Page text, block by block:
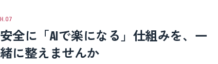
安全に「AIで楽になる」仕組みを、一
緒に整えませんか